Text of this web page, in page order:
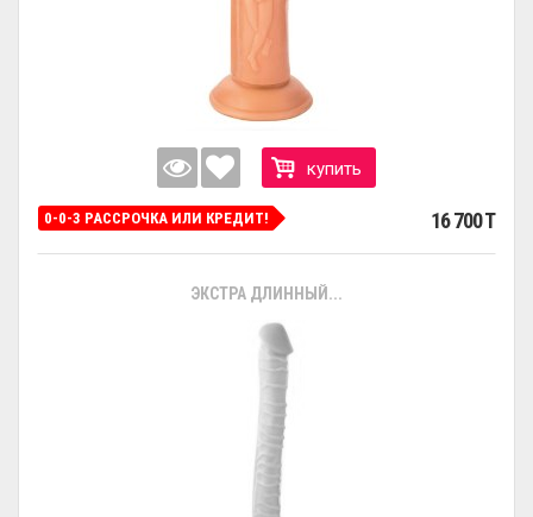
купить
0-0-3 РАССРОЧКА ИЛИ КРЕДИТ! 16 700 T
ЭКСТРА ДЛИННЫЙ...